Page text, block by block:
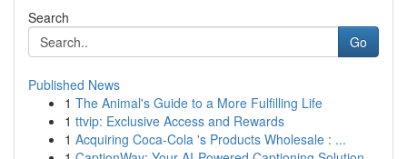
Search
Go
Published News
1 The Animal's Guide to a More Fulfilling Life
1 ttvip: Exclusive Access and Rewards
1 Acquiring Coca-Cola 's Products Wholesale : ...